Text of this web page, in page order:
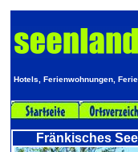
Hotels, Ferienwohnungen,
Fränkisches